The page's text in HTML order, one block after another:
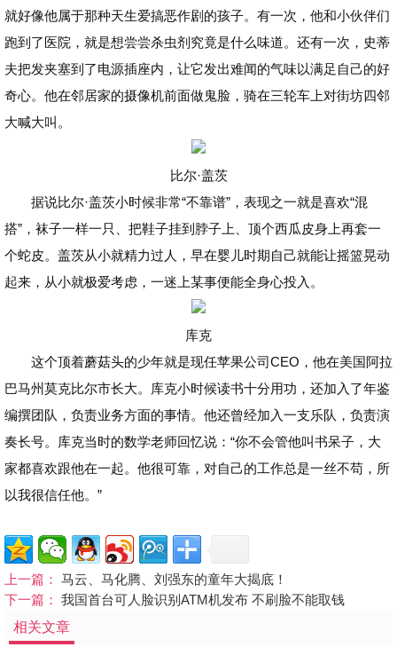
就好像他属于那种天生爱搞恶作剧的孩子。有一次，他和小伙伴们
跑到了医院，就是想尝尝杀虫剂究竟是什么味道。还有一次，史蒂
夫把发夹塞到了电源插座内，让它发出难闻的气味以满足自己的好
奇心。他在邻居家的摄像机前面做鬼脸，骑在三轮车上对街坊四邻
大喊大叫。
比尔·盖茨
据说比尔·盖茨小时候非常“不靠谱”，表现之一就是喜欢“混
搭”，袜子一样一只、把鞋子挂到脖子上、顶个西瓜皮身上再套一
个蛇皮。盖茨从小就精力过人，早在婴儿时期自己就能让摇篮晃动
起来，从小就极爱考虑，一迷上某事便能全身心投入。
库克
这个顶着蘑菇头的少年就是现任苹果公司CEO，他在美国阿拉
巴马州莫克比尔市长大。库克小时候读书十分用功，还加入了年鉴
编撰团队，负责业务方面的事情。他还曾经加入一支乐队，负责演
奏长号。库克当时的数学老师回忆说：“你不会管他叫书呆子，大
家都喜欢跟他在一起。他很可靠，对自己的工作总是一丝不苟，所
以我很信任他。”
上一篇： 马云、马化腾、刘强东的童年大揭底！
下一篇： 我国首台可人脸识别ATM机发布 不刷脸不能取钱
相关文章